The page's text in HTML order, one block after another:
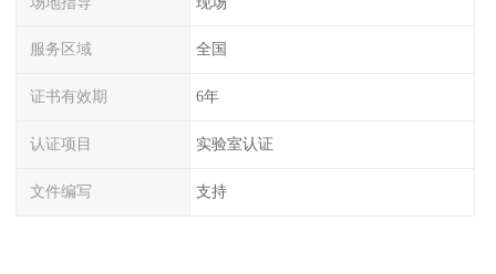
服务区域 全国
证书有效期 6年
认证项目 实验室认证
文件编写 支持